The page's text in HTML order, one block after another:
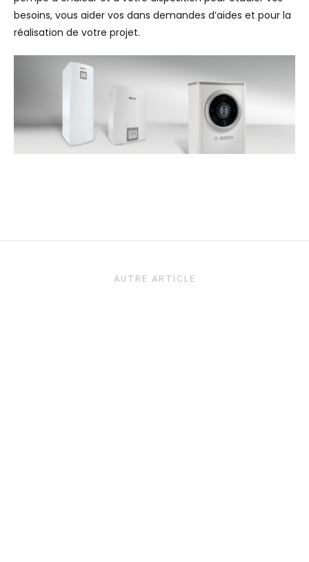
besoins, vous aider vos dans demandes d’aides et pour la
réalisation de votre projet.
AUTRE ARTICLE